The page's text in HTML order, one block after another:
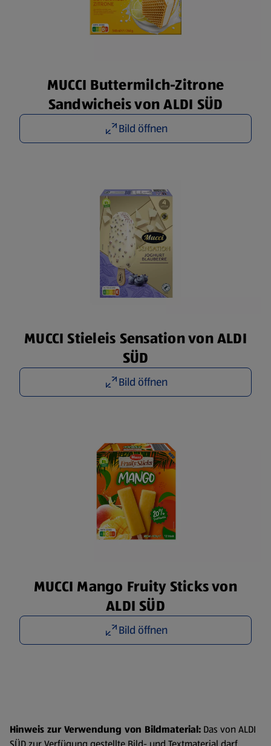
MUCCI Buttermilch-Zitrone
Sandwicheis von ALDI SÜD
Bild öffnen
MUCCI Stieleis Sensation von ALDI
SÜD
Bild öffnen
MUCCI Mango Fruity Sticks von
ALDI SÜD
Bild öffnen
Hinweis zur Verwendung von Bildmaterial: Das von ALDI